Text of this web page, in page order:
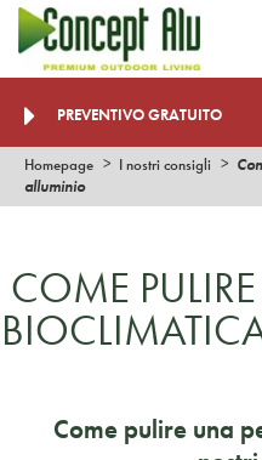
PREVENTIVO GRATUITO
Homepage I nostri consigli
alluminio
COME
Come pulire una